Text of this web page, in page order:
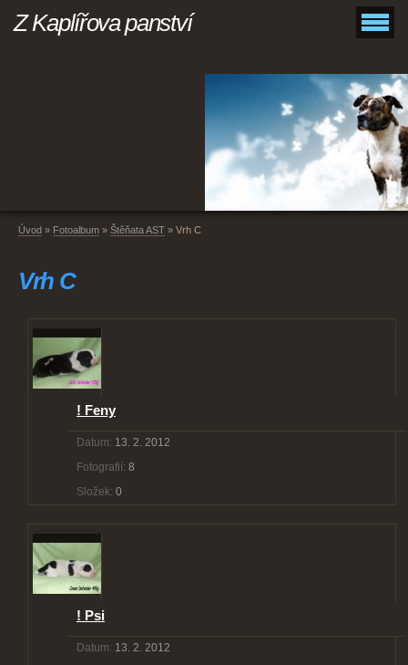
Z Kaplířova panství
Úvod » Fotoalbum » Štěňata AST » Vrh C
Vrh C
! Feny
Datum: 13. 2. 2012
Fotografií: 8
Složek: 0
! Psi
Datum: 13. 2. 2012